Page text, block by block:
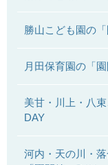
勝山こども園の
月田保育園の「
美甘・川上・八
DAY
河内・天の川・